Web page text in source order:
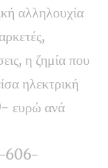
αλληλουχία
η ζημία που
ηλεκτρική
ευρώ ανά
-606-